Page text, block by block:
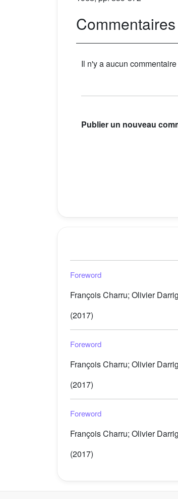
Commentaires
Il n'y a aucun
Publier un nouveau
Foreword
François Charru; Olivier
(2017)
Foreword
François Charru; Olivier
(2017)
Foreword
François Charru; Olivier
(2017)